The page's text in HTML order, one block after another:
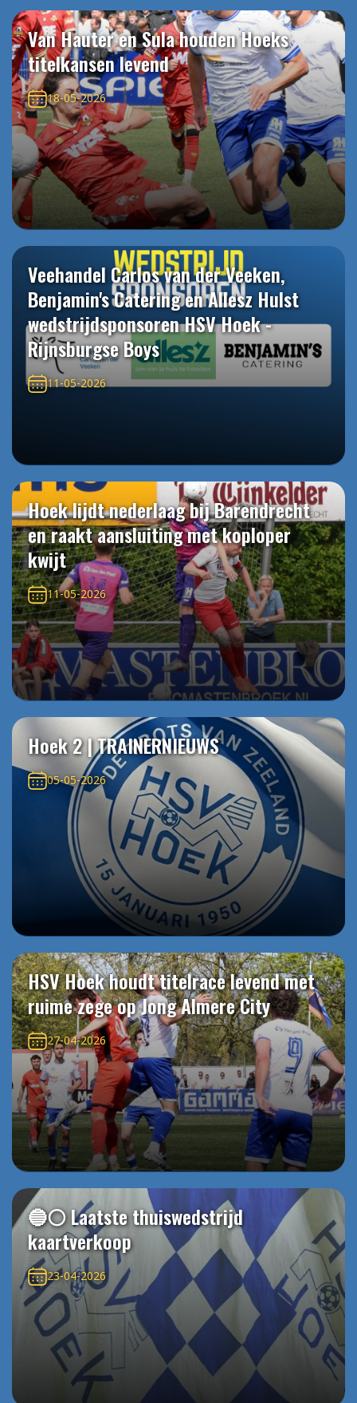
Van Hauter en Sula houden Hoeks
titelkansen levend
18-05-2026
Veehandel Carlos van der Veeken,
Benjamin's Catering en Allesz Hulst
wedstrijdsponsoren HSV Hoek -
Rijnsburgse Boys
11-05-2026
Hoek lijdt nederlaag bij Barendrecht
en raakt aansluiting met koploper
kwijt
11-05-2026
Hoek 2 | TRAINERNIEUWS
05-05-2026
HSV Hoek houdt titelrace levend met
ruime zege op Jong Almere City
27-04-2026
🔵⚪️ Laatste thuiswedstrijd
kaartverkoop
23-04-2026